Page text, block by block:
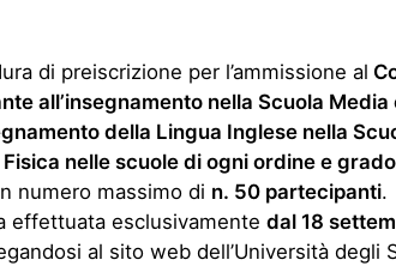
di preiscrizione per l’ammissione al
all’insegnamento nella Scuola Media
della Lingua Inglese nella
Fisica nelle scuole di ogni ordine e
numero massimo di n. 50 partecipanti.
effettuata esclusivamente dal 18
al sito web dell’Università degli